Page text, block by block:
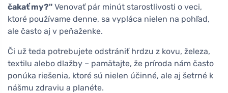
čakať my?" Venovať pár minút starostlivosti o veci,
ktoré používame denne, sa vypláca nielen na pohľad,
ale často aj v peňaženke.
Či už teda potrebujete odstrániť hrdzu z kovu, železa,
textilu alebo dlažby – pamätajte, že príroda nám často
ponúka riešenia, ktoré sú nielen účinné, ale aj šetrné k
nášmu zdraviu a planéte.